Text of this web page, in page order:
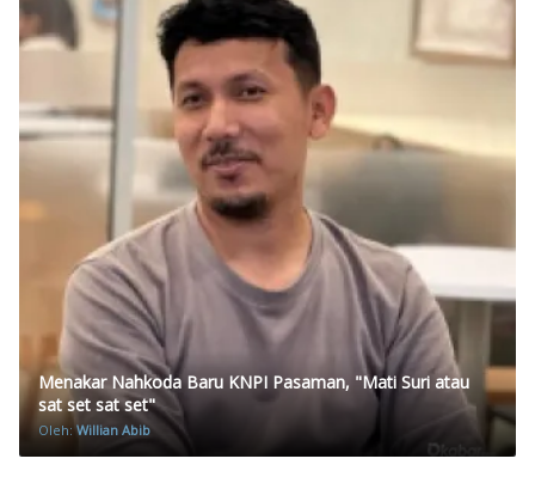
Menakar Nahkoda Baru KNPI Pasaman, "Mati Suri atau
sat set sat set"
Oleh:Willian Abib